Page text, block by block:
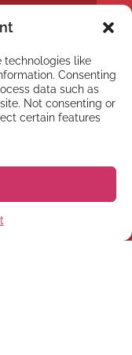
technologies like
Consenting
data such as
Not consenting or
certain features